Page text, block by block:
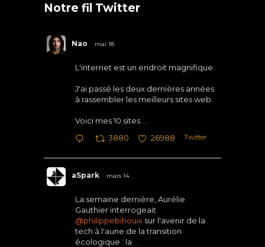
Notre fil Twitter
Nao mai 18
L'internet est un endroit magnifique.
J'ai passé les deux dernières années
à rassembler les meilleurs sites web.
Voici mes 10 sites
3880 26988 Twitter
aSpark mars 14
La semaine dernière, Aurélie
Gauthier interrogeait
@philippebihouix sur l'avenir de la
tech à l'aune de la transition
écologique : la